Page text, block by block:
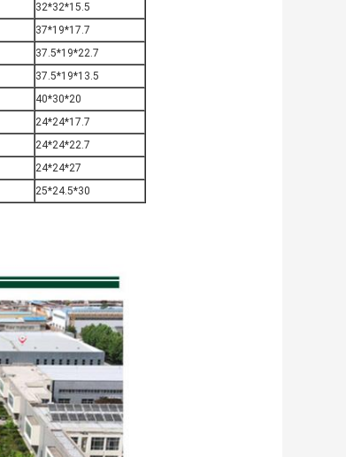
32*32*15.5
37*19*17.7
37.5*19*22.7
37.5*19*13.5
40*30*20
24*24*17.7
24*24*22.7
24*24*27
25*24.5*30